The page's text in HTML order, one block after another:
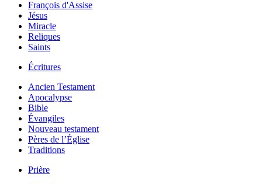
François d'Assise
Jésus
Miracle
Reliques
Saints
Écritures
Ancien Testament
Apocalypse
Bible
Évangiles
Nouveau testament
Pères de l’Église
Traditions
Prière